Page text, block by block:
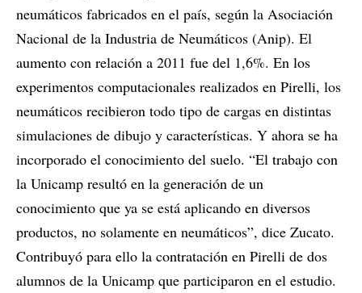
neumáticos fabricados en el país, según la Asociación
Nacional de la Industria de Neumáticos (Anip). El
aumento con relación a 2011 fue del 1,6%. En los
experimentos computacionales realizados en Pirelli, los
neumáticos recibieron todo tipo de cargas en distintas
simulaciones de dibujo y características. Y ahora se ha
incorporado el conocimiento del suelo. “El trabajo con
la Unicamp resultó en la generación de un
conocimiento que ya se está aplicando en diversos
productos, no solamente en neumáticos”, dice Zucato.
Contribuyó para ello la contratación en Pirelli de dos
alumnos de la Unicamp que participaron en el estudio.